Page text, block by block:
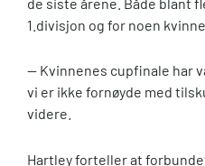
1.divisjon og for noen
— Kvinnenes cupfinale har
vi er ikke fornøyde med
videre.
Hartley forteller at